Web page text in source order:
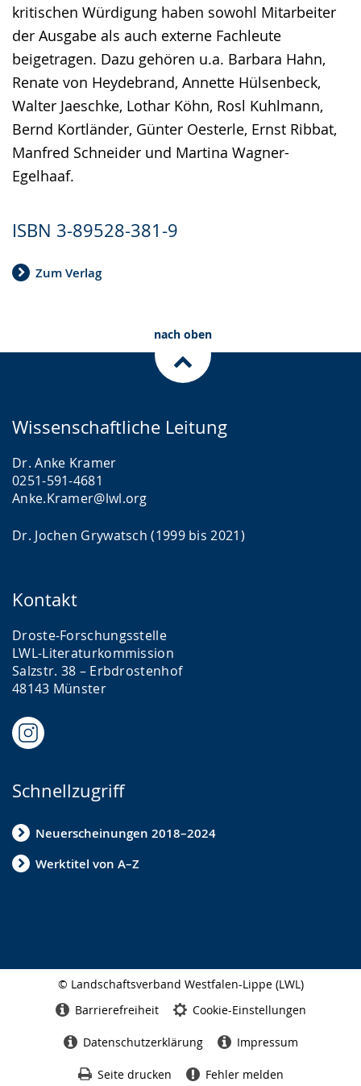
kritischen Würdigung haben sowohl Mitarbeiter
der Ausgabe als auch externe Fachleute
beigetragen. Dazu gehören u.a. Barbara Hahn,
Renate von Heydebrand, Annette Hülsenbeck,
Walter Jaeschke, Lothar Köhn, Rosl Kuhlmann,
Bernd Kortländer, Günter Oesterle, Ernst Ribbat,
Manfred Schneider und Martina Wagner-
Egelhaaf.
ISBN 3-89528-381-9
Zum Verlag
nach oben
Wissenschaftliche Leitung
Dr. Anke Kramer
0251-591-4681
Anke.Kramer@lwl.org
Dr. Jochen Grywatsch (1999 bis 2021)
Kontakt
Droste-Forschungsstelle
LWL-Literaturkommission
Salzstr. 38 – Erbdrostenhof
48143 Münster
Schnellzugriff
Neuerscheinungen 2018–2024
Werktitel von A–Z
© Landschaftsverband Westfalen-Lippe (LWL)
Barrierefreiheit Cookie-Einstellungen
Datenschutzerklärung Impressum
Seite drucken Fehler melden